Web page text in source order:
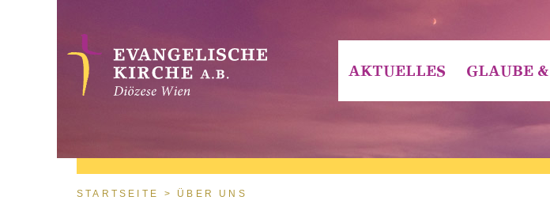
AKTUELLES GLAUBE
Sie sind hier
STARTSEITE ÜBER UNS